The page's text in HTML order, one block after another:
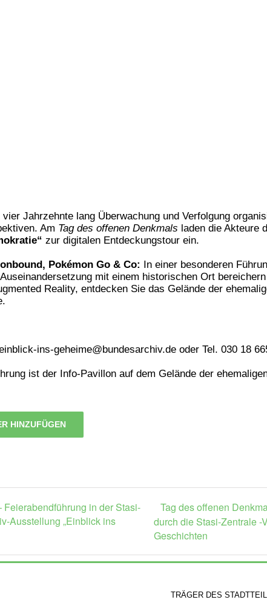
Jahrzehnte lang Überwachung und Verfolgung
Am Tag des offenen Denkmals laden die Akteure
zur digitalen Entdeckungstour ein.
Pokémon Go & Co: In einer besonderen
mit einem historischen Ort
Reality, entdecken Sie das Gelände der
ins-geheime@bundesarchiv.de oder Tel. 030 18
ist der Info-Pavillon auf dem Gelände der
HINZUFÜGEN
Feierabendführung in der Stasi-
Ausstellung „Einblick ins
Tag des offenen
durch die Stasi-Zentrale -
Geschichten
TRÄGER DES